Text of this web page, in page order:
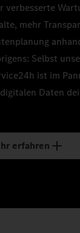
verbesserte
mehr
Selbst
ist im
Daten
erfahren